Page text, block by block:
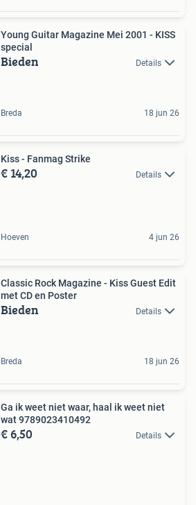
Young Guitar Magazine Mei 2001 - KISS
special
Bieden Details
Breda 18 jun 26
Kiss - Fanmag Strike
€ 14,20 Details
Hoeven 4 jun 26
Classic Rock Magazine - Kiss Guest Edit
met CD en Poster
Bieden Details
Breda 18 jun 26
Ga ik weet niet waar, haal ik weet niet
wat 9789023410492
€ 6,50 Details